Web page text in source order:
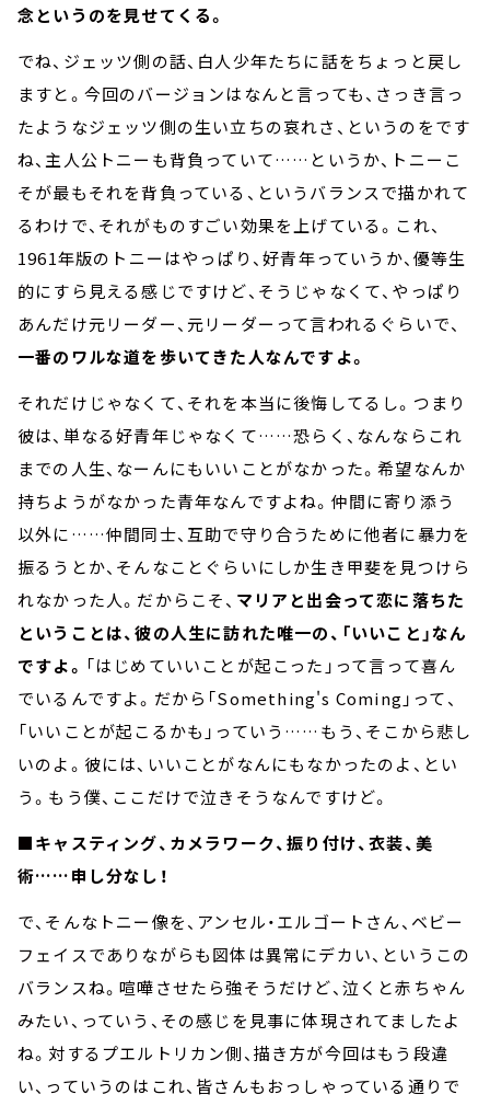
念というのを見せてくる。
でね、ジェッツ側の話、白人少年たちに話をちょっと戻し
ますと。今回のバージョンはなんと言っても、さっき言っ
たようなジェッツ側の生い立ちの哀れさ、というのをです
ね、主人公トニーも背負っていて……というか、トニーこ
そが最もそれを背負っている、というバランスで描かれて
るわけで、それがものすごい効果を上げている。これ、
1961年版のトニーはやっぱり、好青年っていうか、優等生
的にすら見える感じですけど、そうじゃなくて、やっぱり
あんだけ元リーダー、元リーダーって言われるぐらいで、
一番のワルな道を歩いてきた人なんですよ。
それだけじゃなくて、それを本当に後悔してるし。つまり
彼は、単なる好青年じゃなくて……恐らく、なんならこれ
までの人生、なーんにもいいことがなかった。希望なんか
持ちようがなかった青年なんですよね。仲間に寄り添う
以外に……仲間同士、互助で守り合うために他者に暴力を
振るうとか、そんなことぐらいにしか生き甲斐を見つけら
れなかった人。だからこそ、 マリアと出会って恋に落ちた
ということは、彼の人生に訪れた唯一の、「いいこと」なん
ですよ。 「はじめていいことが起こった」って言って喜ん
でいるんですよ。だから「Something's Coming」って、
「いいことが起こるかも」っていう……もう、そこから悲し
いのよ。彼には、いいことがなんにもなかったのよ、とい
う。もう僕、ここだけで泣きそうなんですけど。
■キャスティング、カメラワーク、振り付け、衣装、美
術……申し分なし！
で、そんなトニー像を、アンセル・エルゴートさん、ベビー
フェイスでありながらも図体は異常にデカい、というこの
バランスね。喧嘩させたら強そうだけど、泣くと赤ちゃん
みたい、っていう、その感じを見事に体現されてましたよ
ね。対するプエルトリカン側、描き方が今回はもう段違
い、っていうのはこれ、皆さんもおっしゃっている通りで